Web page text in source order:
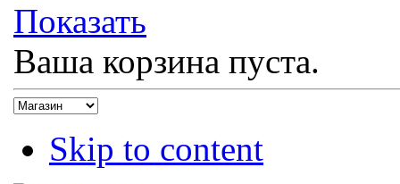
Показать
Ваша корзина пуста.
Skip to content